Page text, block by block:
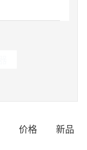
价格 新品